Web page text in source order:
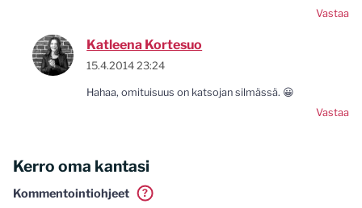
Vastaa
Katleena Kortesuo
15.4.2014 23:24
Hahaa, omituisuus on katsojan silmässä. 😀
Vastaa
Kerro oma kantasi
Kommentointiohjeet
?